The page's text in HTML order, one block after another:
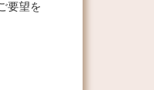
要望を